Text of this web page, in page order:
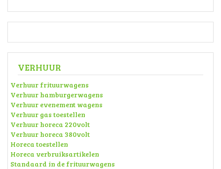
VERHUUR
Verhuur frituurwagens
Verhuur hamburgerwagens
Verhuur evenement wagens
Verhuur gas toestellen
Verhuur horeca 220volt
Verhuur horeca 380volt
Horeca toestellen
Horeca verbruiksartikelen
Standaard in de frituurwagens